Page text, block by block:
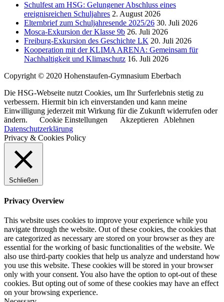
Schulfest am HSG: Gelungener Abschluss eines
ereignisreichen Schuljahres 2. August 2026
Elternbrief zum Schuljahresende 2025/26 30. Juli 2026
Mosca-Exkursion der Klasse 9b 26. Juli 2026
Freiburg-Exkursion des Geschichte LK 20. Juli 2026
Kooperation mit der KLIMA ARENA: Gemeinsam für
Nachhaltigkeit und Klimaschutz 16. Juli 2026
Copyright © 2020 Hohenstaufen-Gymnasium Eberbach
Die HSG-Webseite nutzt Cookies, um Ihr Surferlebnis stetig zu
verbessern. Hiermit bin ich einverstanden und kann meine
Einwilligung jederzeit mit Wirkung für die Zukunft widerrufen oder
ändern.
Cookie Einstellungen Akzeptieren Ablehnen
Datenschutzerklärung
Privacy & Cookies Policy
Schließen
Privacy Overview
This website uses cookies to improve your experience while you
navigate through the website. Out of these cookies, the cookies that
are categorized as necessary are stored on your browser as they are
essential for the working of basic functionalities of the website. We
also use third-party cookies that help us analyze and understand how
you use this website. These cookies will be stored in your browser
only with your consent. You also have the option to opt-out of these
cookies. But opting out of some of these cookies may have an effect
on your browsing experience.